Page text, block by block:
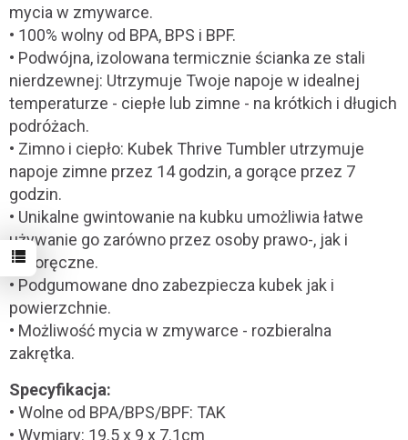
mycia w zmywarce.
• 100% wolny od BPA, BPS i BPF.
• Podwójna, izolowana termicznie ścianka ze stali
nierdzewnej: Utrzymuje Twoje napoje w idealnej
temperaturze - ciepłe lub zimne - na krótkich i długich
podróżach.
• Zimno i ciepło: Kubek Thrive Tumbler utrzymuje
napoje zimne przez 14 godzin, a gorące przez 7
godzin.
• Unikalne gwintowanie na kubku umożliwia łatwe
używanie go zarówno przez osoby prawo-, jak i
leworęczne.
• Podgumowane dno zabezpiecza kubek jak i
powierzchnie.
• Możliwość mycia w zmywarce - rozbieralna
zakrętka.
Specyfikacja:
• Wolne od BPA/BPS/BPF: TAK
• Wymiary: 19.5 x 9 x 7.1cm